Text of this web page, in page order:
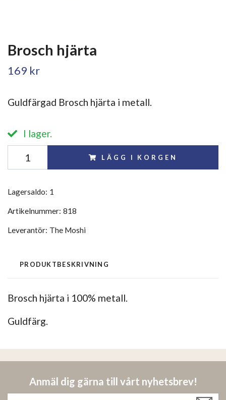
Brosch hjärta
169 kr
Guldfärgad Brosch hjärta i metall.
I lager.
LÄGG I KORGEN
Lagersaldo: 1
Artikelnummer: 818
Leverantör: The Moshi
PRODUKTBESKRIVNING
Brosch hjärta i 100% metall.
Guldfärg.
Anmäl dig gärna till vårt nyhetsbrev!